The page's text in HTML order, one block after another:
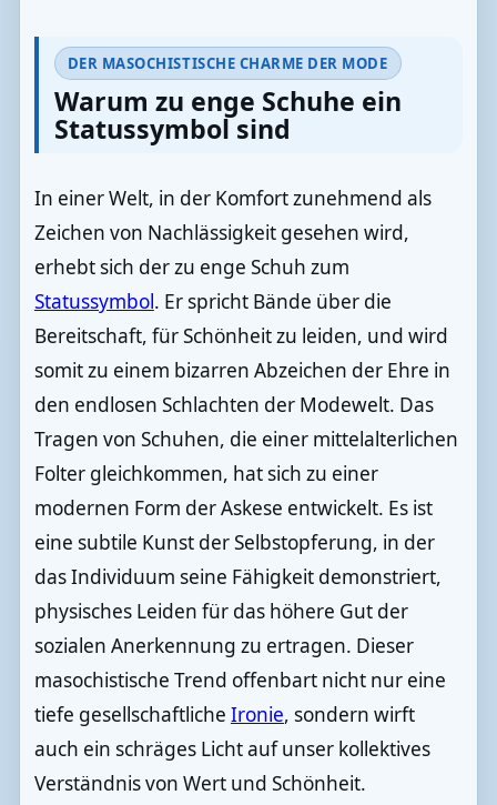
DER MASOCHISTISCHE CHARME DER MODE
Warum zu enge Schuhe ein
Statussymbol sind
In einer Welt, in der Komfort zunehmend als
Zeichen von Nachlässigkeit gesehen wird,
erhebt sich der zu enge Schuh zum
Statussymbol. Er spricht Bände über die
Bereitschaft, für Schönheit zu leiden, und wird
somit zu einem bizarren Abzeichen der Ehre in
den endlosen Schlachten der Modewelt. Das
Tragen von Schuhen, die einer mittelalterlichen
Folter gleichkommen, hat sich zu einer
modernen Form der Askese entwickelt. Es ist
eine subtile Kunst der Selbstopferung, in der
das Individuum seine Fähigkeit demonstriert,
physisches Leiden für das höhere Gut der
sozialen Anerkennung zu ertragen. Dieser
masochistische Trend offenbart nicht nur eine
tiefe gesellschaftliche Ironie, sondern wirft
auch ein schräges Licht auf unser kollektives
Verständnis von Wert und Schönheit.